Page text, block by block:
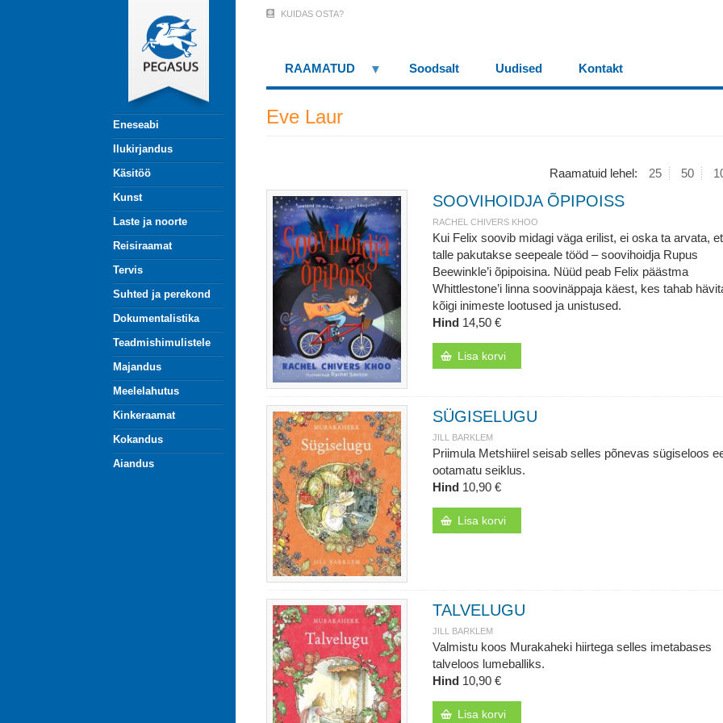
Eneseabi
Ilukirjandus
Käsitöö
Kunst
Laste ja noorte
Reisiraamat
Tervis
Suhted ja perekond
Dokumentalistika
Teadmishimulistele
Majandus
Meelelahutus
Kinkeraamat
Kokandus
Aiandus
Menu
(logged
KUIDAS OSTA?
RAAMATUD Soodsalt Uudised Kontakt
Eve Laur
Raamatuid lehel: 25 50
SOOVIHOIDJA ÕPIPOISS
RACHEL CHIVERS KHOO
Kui Felix soovib midagi väga erilist, ei oska ta arvata, et
talle pakutakse seepeale tööd – soovihoidja Rupus
Beewinkle’i õpipoisina. Nüüd peab Felix päästma
Whittlestone’i linna soovinäppaja käest, kes tahab
kõigi inimeste lootused ja unistused.
Hind 14,50 €
Lisa korvi
SÜGISELUGU
JILL BARKLEM
Priimula Metshiirel seisab selles põnevas sügiseloos
ootamatu seiklus.
Hind 10,90 €
Lisa korvi
TALVELUGU
JILL BARKLEM
Valmistu koos Murakaheki hiirtega selles imetabases
talveloos lumeballiks.
Hind 10,90 €
Lisa korvi